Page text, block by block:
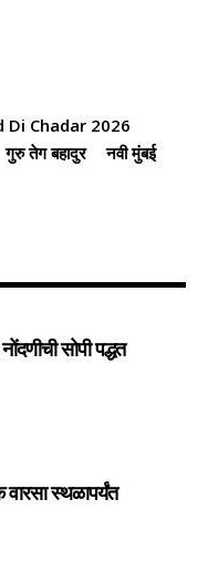
Di Chadar 2026
गुरु तेग बहादुर
नवी मुंबई
सोपी पद्धत
वारसा स्थळापर्यंत